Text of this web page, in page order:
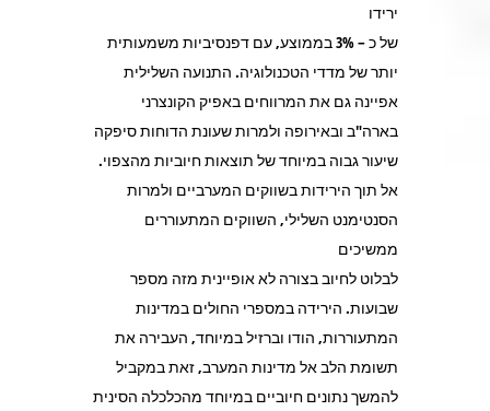
ירידו
של כ – 3% בממוצע, עם דפנסיביות משמעותית
יותר של מדדי הטכנולוגיה. התנועה השלילית
אפיינה גם את המרווחים באפיק הקונצרני
בארה"ב ובאירופה ולמרות שעונת הדוחות סיפקה
שיעור גבוה במיוחד של תוצאות חיוביות מהצפוי.
אל תוך הירידות בשווקים המערביים ולמרות
הסנטימנט השלילי, השווקים המתעוררים
ממשיכים
לבלוט לחיוב בצורה לא אופיינית מזה מספר
שבועות. הירידה במספרי החולים במדינות
המתעוררות, הודו וברזיל במיוחד, העבירה את
תשומת הלב אל מדינות המערב, זאת במקביל
להמשך נתונים חיוביים במיוחד מהכלכלה הסינית